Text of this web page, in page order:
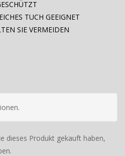
TUCH GEEIGNET
SIE VERMEIDEN
dieses Produkt gekauft haben,